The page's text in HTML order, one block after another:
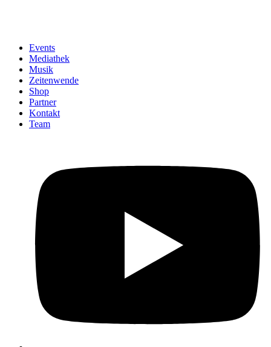
Events
Mediathek
Musik
Zeitenwende
Shop
Partner
Kontakt
Team